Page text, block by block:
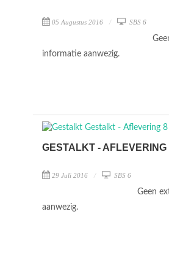
05 Augustus 2016 SBS 6
informatie aanwezig.
GESTALKT - AFLEVERING
29 Juli 2016 SBS 6
Geen
aanwezig.